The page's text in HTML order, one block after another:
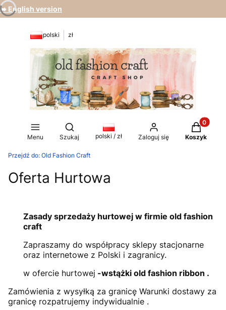
➡️ English version
polski zł
Menu
Otwórz wyszukiwarkę
Szukaj polski / zł Zaloguj się
Produkty
Koszyk
Przejdź do: Old Fashion Craft
Oferta Hurtowa
Zasady sprzedaży hurtowej w firmie old fashion
craft
Zapraszamy do współpracy sklepy stacjonarne
oraz internetowe z Polski i zagranicy.
w ofercie hurtowej -wstążki old fashion ribbon .
Zamówienia z wysyłką za granicę Warunki dostawy za
granicę rozpatrujemy indywidualnie .